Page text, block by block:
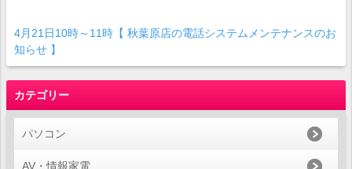
4月21日10時～11時【 秋葉原店の電話システムメンテナンスのお
知らせ 】
カテゴリー
パソコン
AV・情報家電